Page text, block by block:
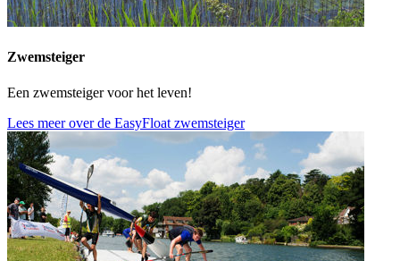
Zwemsteiger
Een zwemsteiger voor het leven!
Lees meer over de EasyFloat zwemsteiger